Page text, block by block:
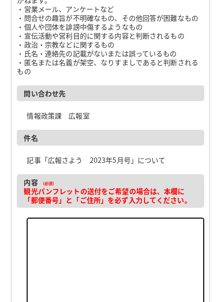
・営業メール、アンケートなど
・問合せの趣旨が不明確なもの、その他回答が困難なもの
・個人や団体を誹謗中傷するようなもの
・宣伝活動や営利目的に関する内容と判断されるもの
・政治・宗教などに関するもの
・氏名・連絡先の記載がないまたは誤っているもの
・匿名または名義が架空、なりすましであると判断される
もの
問い合わせ先
情報政策課 広報室
件名
記事「広報さよう 2023年5月号」について
内容 （必須）
観光パンフレットの送付をご希望の場合は、本欄に
「郵便番号」と「ご住所」を必ず入力してください。